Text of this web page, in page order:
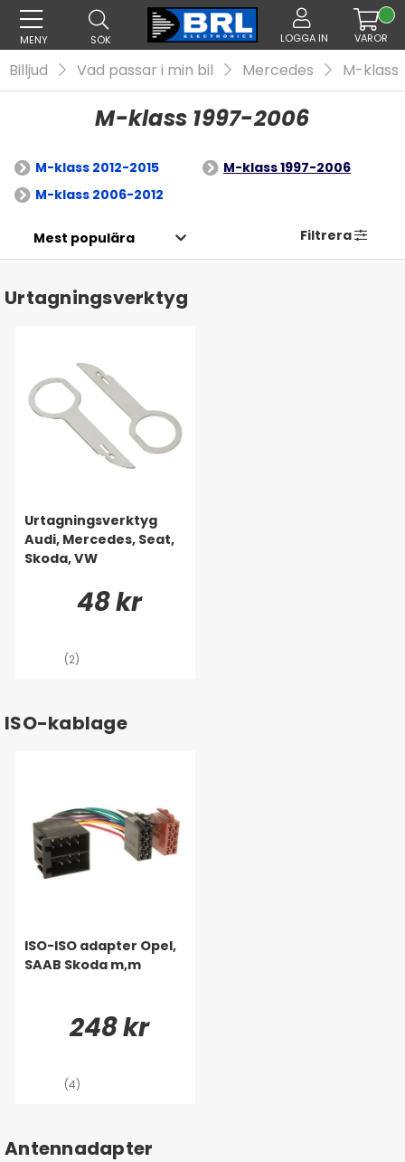
MENY SÖK LOGGA IN VAROR
Billjud Vad passar i min bil Mercedes M-klass
M-klass 1997-2006
M-klass 2012-2015
M-klass 1997-2006
M-klass 2006-2012
Filtrera
Urtagningsverktyg
Urtagningsverktyg
Audi, Mercedes, Seat,
Skoda, VW
48 kr
(2)
ISO-kablage
ISO-ISO adapter Opel,
SAAB Skoda m,m
248 kr
(4)
Antennadapter